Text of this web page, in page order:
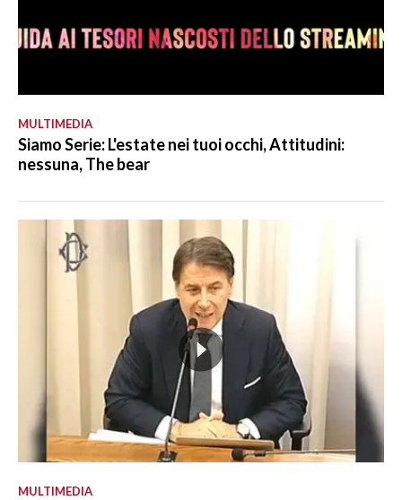
MULTIMEDIA
Siamo Serie: L'estate nei tuoi occhi, Attitudini:
nessuna, The bear
MULTIMEDIA